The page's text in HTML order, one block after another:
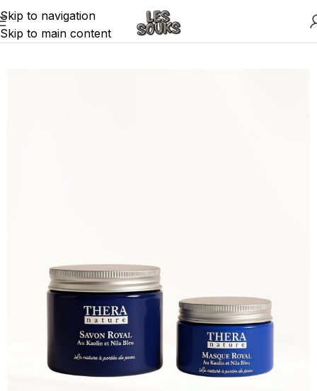
Skip to navigation
Skip to main content
Accueil Le Rituel La Cosmétique